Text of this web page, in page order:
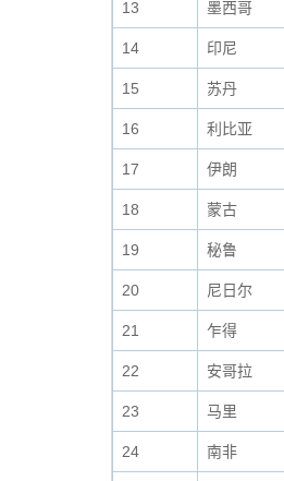
13 墨西哥
14 印尼
15 苏丹
16 利比亚
17 伊朗
18 蒙古
19 秘鲁
20 尼日尔
21 乍得
22 安哥拉
23 马里
24 南非